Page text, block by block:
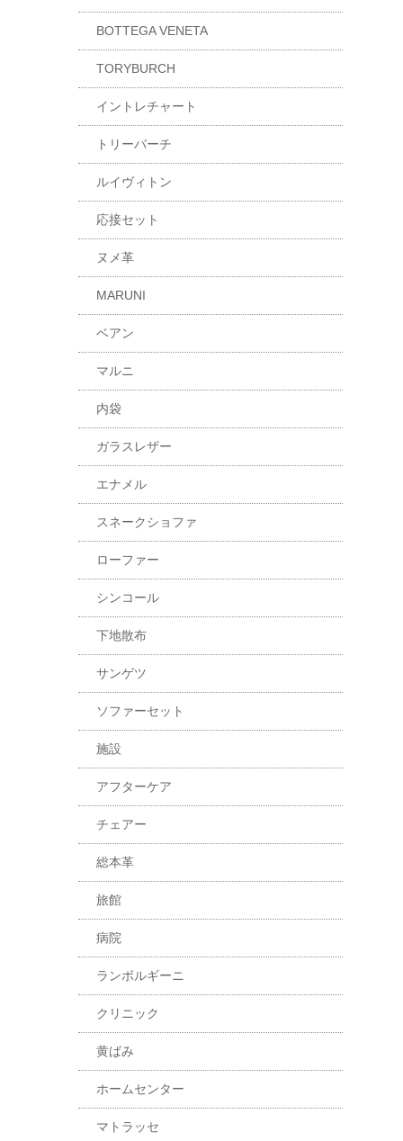
BOTTEGA VENETA
TORYBURCH
イントレチャート
トリーバーチ
ルイヴィトン
応接セット
ヌメ革
MARUNI
ベアン
マルニ
内袋
ガラスレザー
エナメル
スネークショファ
ローファー
シンコール
下地散布
サンゲツ
ソファーセット
施設
アフターケア
チェアー
総本革
旅館
病院
ランボルギーニ
クリニック
黄ばみ
ホームセンター
マトラッセ